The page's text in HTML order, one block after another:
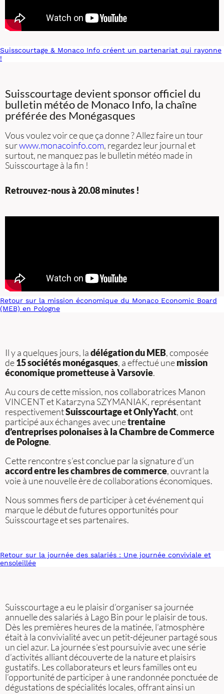
Suisscourtage & Monaco Info créent un partenariat qui rayonne
!
Suisscourtage devient sponsor officiel du
bulletin météo de Monaco Info, la chaîne
préférée des Monégasques
Vous voulez voir ce que ça donne ? Allez faire un tour
surwww.monacoinfo.com, regardez leur journal et
surtout, ne manquez pas le bulletin météo made in
Suisscourtage à la fin !
Retrouvez-nous à 20.08 minutes !
Retour sur la mission économique du Monaco Economic Board
(MEB) en Pologne
Il y a quelques jours, ladélégation du MEB, composée
de15 sociétés monégasques, a effectué unemission
économique prometteuse à Varsovie.
Au cours de cette mission, nos collaboratrices Manon
VINCENT et Katarzyna SZYMANIAK, représentant
respectivementSuisscourtage et OnlyYacht, ont
participé aux échanges avec unetrentaine
d’entreprises polonaises à la Chambre de Commerce
de Pologne.
Cette rencontre s’est conclue par la signature d’un
accord entre les chambres de commerce, ouvrant la
voie à une nouvelle ère de collaborations économiques.
Nous sommes fiers de participer à cet événement qui
marque le début de futures opportunités pour
Suisscourtage et ses partenaires.
Retour sur la journée des salariés : Une journée conviviale et
ensoleillée
Suisscourtage a eu le plaisir d’organiser sa journée
annuelle des salariés à Lago Bin pour le plaisir de tous.
Dès les premières heures de la matinée, l’atmosphère
était à la convivialité avec un petit-déjeuner partagé sous
un ciel azur. La journée s’est poursuivie avec une série
d’activités alliant découverte de la nature et plaisirs
gustatifs. Les collaborateurs et leurs familles ont eu
l’opportunité de participer à une randonnée ponctuée de
dégustations de spécialités locales, offrant ainsi un